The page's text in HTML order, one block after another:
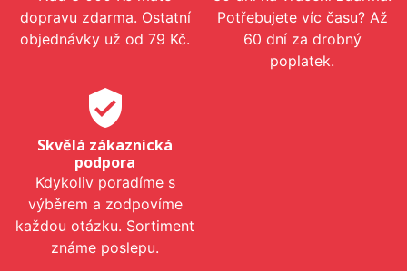
dopravu zdarma. Ostatní
objednávky už od 79 Kč.
Potřebujete víc času? Až
60 dní za drobný
poplatek.
verified_user
Skvělá zákaznická
podpora
Kdykoliv poradíme s
výběrem a zodpovíme
každou otázku. Sortiment
známe poslepu.